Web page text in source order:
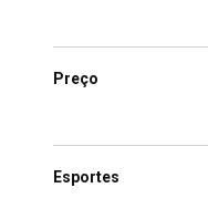
Preço
Esportes